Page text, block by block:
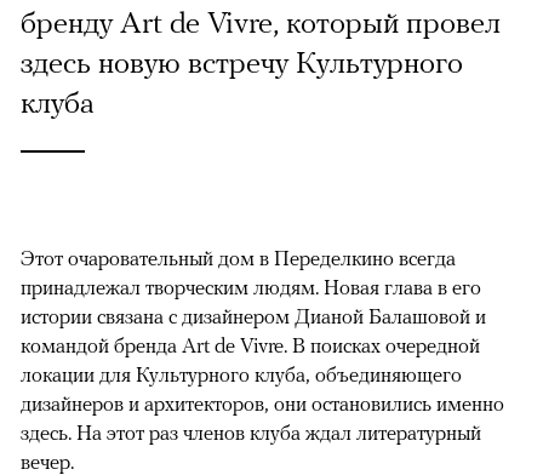
бренду Art de Vivre, который провел
здесь новую встречу Культурного
клуба
Этот очаровательный дом в Переделкино всегда
принадлежал творческим людям. Новая глава в его
истории связана с дизайнером Дианой Балашовой и
командой бренда Art de Vivre. В поисках очередной
локации для Культурного клуба, объединяющего
дизайнеров и архитекторов, они остановились именно
здесь. На этот раз членов клуба ждал литературный
вечер.